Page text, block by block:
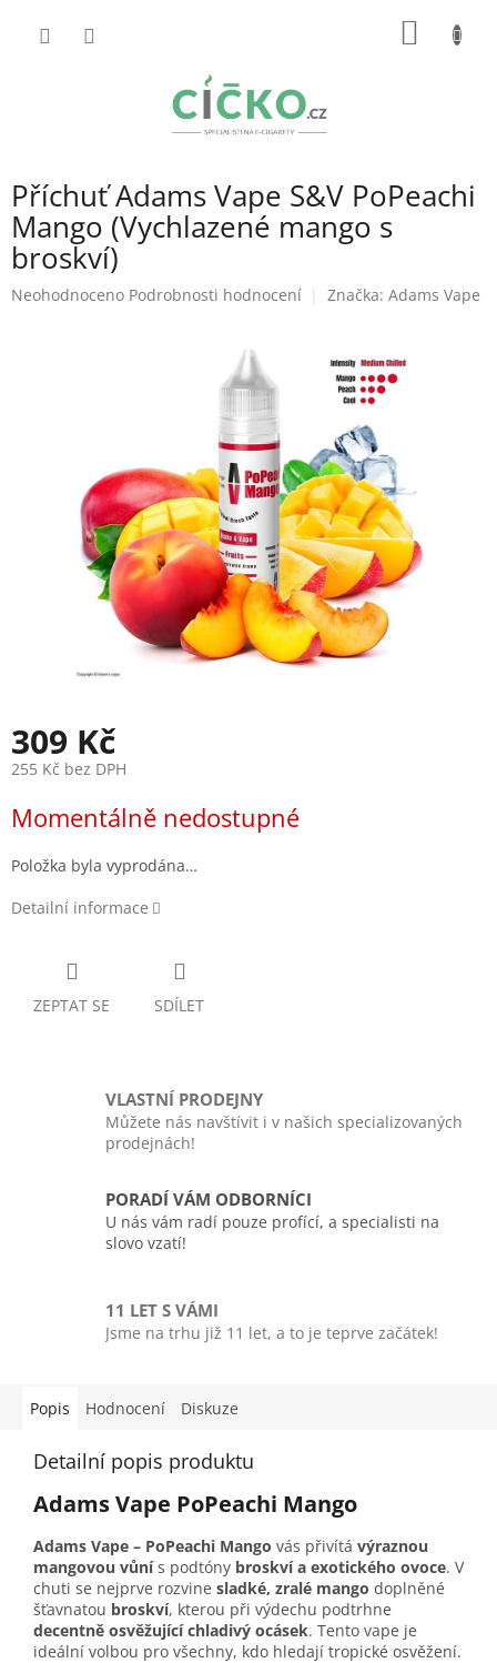
Příchuť Adams Vape S&V PoPeachi
Mango (Vychlazené mango s
broskví)
Průměrné
Neohodnoceno Podrobnosti hodnocení Značka: Adams Vape
309 Kč
255 Kč bez DPH
cena:
Momentálně nedostupné
Položka byla vyprodána…
Detailní informace
ZEPTAT SE SDÍLET
VLASTNÍ PRODEJNY
Můžete nás navštívit i v našich specializovaných
prodejnách!
PORADÍ VÁM ODBORNÍCI
U nás vám radí pouze profící, a specialisti na
slovo vzatí!
11 LET S VÁMI
Jsme na trhu již 11 let, a to je teprve začátek!
Popis Hodnocení Diskuze
Detailní popis produktu
Adams Vape PoPeachi Mango
Adams Vape – PoPeachi Mango vás přivítá výraznou
mangovou vůnís podtóny broskví a exotického ovoce. V
chuti se nejprve rozvine sladké, zralé mango doplněné
šťavnatou broskví, kterou při výdechu podtrhne
decentně osvěžující chladivý ocásek. Tento vape je
ideální volbou pro všechny, kdo hledají tropické osvěžení.